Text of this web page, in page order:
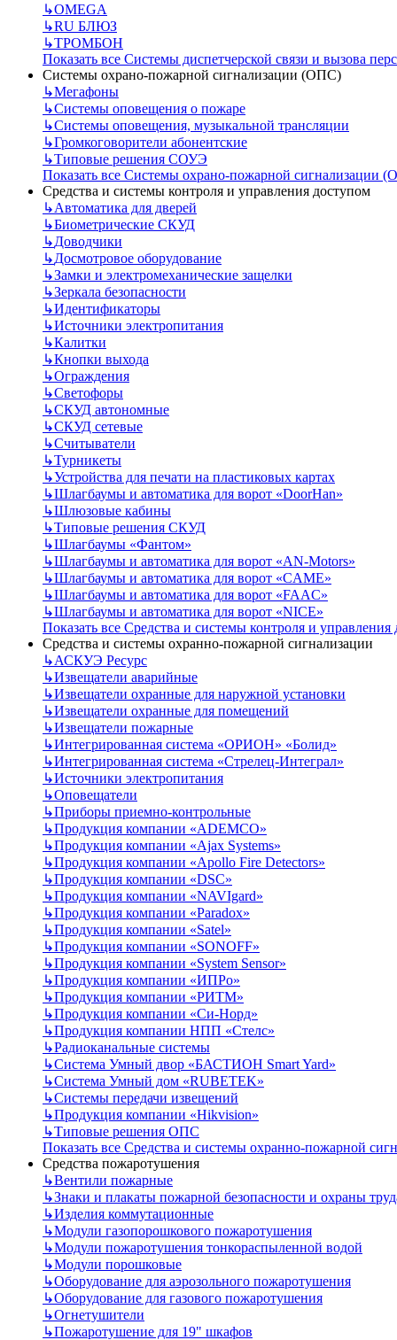
↳OMEGA
↳RU БЛЮЗ
↳ТРОМБОН
Показать все Системы диспетчерской связи и вызова
Системы охрано-пожарной сигнализации (ОПС)
↳Мегафоны
↳Системы оповещения о пожаре
↳Системы оповещения, музыкальной трансляции
↳Громкоговорители абонентские
↳Типовые решения СОУЭ
Показать все Системы охрано-пожарной сигнализации
Средства и системы контроля и управления доступом
↳Автоматика для дверей
↳Биометрические СКУД
↳Доводчики
↳Досмотровое оборудование
↳Замки и электромеханические защелки
↳Зеркала безопасности
↳Идентификаторы
↳Источники электропитания
↳Калитки
↳Кнопки выхода
↳Ограждения
↳Светофоры
↳СКУД автономные
↳СКУД сетевые
↳Считыватели
↳Турникеты
↳Устройства для печати на пластиковых картах
↳Шлагбаумы и автоматика для ворот «DoorHan»
↳Шлюзовые кабины
↳Типовые решения СКУД
↳Шлагбаумы «Фантом»
↳Шлагбаумы и автоматика для ворот «AN-Motors»
↳Шлагбаумы и автоматика для ворот «CAME»
↳Шлагбаумы и автоматика для ворот «FAAC»
↳Шлагбаумы и автоматика для ворот «NICE»
Показать все Средства и системы контроля и управления
Средства и системы охранно-пожарной сигнализации
↳АСКУЭ Ресурс
↳Извещатели аварийные
↳Извещатели охранные для наружной установки
↳Извещатели охранные для помещений
↳Извещатели пожарные
↳Интегрированная система «ОРИОН» «Болид»
↳Интегрированная система «Стрелец-Интеграл»
↳Источники электропитания
↳Оповещатели
↳Приборы приемно-контрольные
↳Продукция компании «ADEMCO»
↳Продукция компании «Ajax Systems»
↳Продукция компании «Apollo Fire Detectors»
↳Продукция компании «DSC»
↳Продукция компании «NAVIgard»
↳Продукция компании «Paradox»
↳Продукция компании «Satel»
↳Продукция компании «SONOFF»
↳Продукция компании «System Sensor»
↳Продукция компании «ИПРо»
↳Продукция компании «РИТМ»
↳Продукция компании «Си-Норд»
↳Продукция компании НПП «Стелс»
↳Радиоканальные системы
↳Система Умный двор «БАСТИОН Smart Yard»
↳Система Умный дом «RUBETEK»
↳Системы передачи извещений
↳Продукция компании «Hikvision»
↳Типовые решения ОПС
Показать все Средства и системы охранно-пожарной
Средства пожаротушения
↳Вентили пожарные
↳Знаки и плакаты пожарной безопасности и охраны
↳Изделия коммутационные
↳Модули газопорошкового пожаротушения
↳Модули пожаротушения тонкораспыленной водой
↳Модули порошковые
↳Оборудование для аэрозольного пожаротушения
↳Оборудование для газового пожаротушения
↳Огнетушители
↳Пожаротушение для 19" шкафов